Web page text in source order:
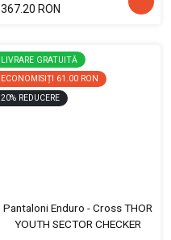
367.20 RON
LIVRARE GRATUITĂ
ECONOMISIȚI 61.00 RON
20% REDUCERE
Pantaloni Enduro - Cross THOR
YOUTH SECTOR CHECKER